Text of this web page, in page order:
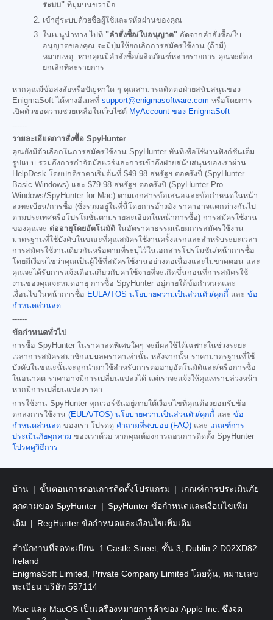
ระบบ" ที่มุมบนขวามือ
เข้าสู่ระบบด้วยชื่อผู้ใช้และรหัสผ่านของคุณ
ในเมนูนำทาง ไปที่ "คำสั่งซื้อ/ใบอนุญาต" ถัดจากคำสั่งซื้อ/ใบ
อนุญาตของคุณ จะมีปุ่มให้ยกเลิกการสมัครใช้งาน (ถ้ามี)
หมายเหตุ: หากคุณมีคำสั่งซื้อ/ผลิตภัณฑ์หลายรายการ คุณจะต้อง
ยกเลิกทีละรายการ
หากคุณมีข้อสงสัยหรือปัญหาใด ๆ คุณสามารถติดต่อฝ่ายสนับสนุนของ
EnigmaSoft ได้ทางอีเมลที่ support@enigmasoftware.com หรือโดยการ
เปิดตั๋วขอความช่วยเหลือในเว็บไซต์ MyAccount ของ EnigmaSoft
------
รายละเอียดการสั่งซื้อ SpyHunter
คุณยังมีตัวเลือกในการสมัครใช้งาน SpyHunter ทันทีเพื่อใช้งานฟังก์ชันเต็ม
รูปแบบ รวมถึงการกำจัดมัลแวร์และการเข้าถึงฝ่ายสนับสนุนของเราผ่าน
HelpDesk โดยปกติราคาเริ่มต้นที่ $49.98 สหรัฐฯ ต่อครึ่งปี (SpyHunter
Basic Windows) และ $79.98 สหรัฐฯ ต่อครึ่งปี (SpyHunter Pro
Windows/SpyHunter for Mac) ตามเอกสารข้อเสนอและข้อกำหนดในหน้า
ลงทะเบียน/การซื้อ (ซึ่งรวมอยู่ในที่นี้โดยการอ้างอิง ราคาอาจแตกต่างกันไป
ตามประเทศหรือโปรโมชั่นตามรายละเอียดในหน้าการซื้อ) การสมัครใช้งาน
ของคุณจะ ต่ออายุโดยอัตโนมัติ ในอัตราค่าธรรมเนียมการสมัครใช้งาน
มาตรฐานที่ใช้บังคับในขณะที่คุณสมัครใช้งานครั้งแรกและสำหรับระยะเวลา
การสมัครใช้งานเดียวกันหรือตามที่ระบุไว้ในเอกสารโปรโมชั่น/หน้าการซื้อ
โดยมีเงื่อนไขว่าคุณเป็นผู้ใช้ที่สมัครใช้งานอย่างต่อเนื่องและไม่ขาดตอน และ
คุณจะได้รับการแจ้งเตือนเกี่ยวกับค่าใช้จ่ายที่จะเกิดขึ้นก่อนที่การสมัครใช้
งานของคุณจะหมดอายุ การซื้อ SpyHunter อยู่ภายใต้ข้อกำหนดและ
เงื่อนไขในหน้าการซื้อ EULA/TOS นโยบายความเป็นส่วนตัว/คุกกี้ และ ข้อ
กำหนดส่วนลด
------
ข้อกำหนดทั่วไป
การซื้อ SpyHunter ในราคาลดพิเศษใดๆ จะมีผลใช้ได้เฉพาะในช่วงระยะ
เวลาการสมัครสมาชิกแบบลดราคาเท่านั้น หลังจากนั้น ราคามาตรฐานที่ใช้
บังคับในขณะนั้นจะถูกนำมาใช้สำหรับการต่ออายุอัตโนมัติและ/หรือการซื้อ
ในอนาคต ราคาอาจมีการเปลี่ยนแปลงได้ แต่เราจะแจ้งให้คุณทราบล่วงหน้า
หากมีการเปลี่ยนแปลงราคา
การใช้งาน SpyHunter ทุกเวอร์ชันอยู่ภายใต้เงื่อนไขที่คุณต้องยอมรับข้อ
ตกลงการใช้งาน (EULA/TOS) นโยบายความเป็นส่วนตัว/คุกกี้ และ ข้อ
กำหนดส่วนลด ของเรา โปรดดู คำถามที่พบบ่อย (FAQ) และ เกณฑ์การ
ประเมินภัยคุกคาม ของเราด้วย หากคุณต้องการถอนการติดตั้ง SpyHunter
โปรดดูวิธีการ
บ้าน ขั้นตอนการถอนการติดตั้งโปรแกรม
เกณฑ์การประเมินภัย
คุกคามของ SpyHunter
SpyHunter ข้อกำหนดและเงื่อนไขเพิ่ม
เติม
RegHunter ข้อกำหนดและเงื่อนไขเพิ่มเติม
สำนักงานที่จดทะเบียน: 1 Castle Street, ชั้น 3, Dublin 2 D02XD82
Ireland
EnigmaSoft Limited, Private Company Limited โดยหุ้น, หมายเลข
ทะเบียน บริษัท 597114
Mac และ MacOS เป็นเครื่องหมายการค้าของ Apple Inc. ซึ่งจด